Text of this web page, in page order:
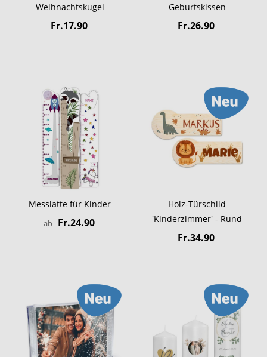
Weihnachtskugel
Fr.17.90
Geburtskissen
Fr.26.90
Messlatte für Kinder
ab Fr.24.90
Holz-Türschild
'Kinderzimmer' - Rund
Fr.34.90